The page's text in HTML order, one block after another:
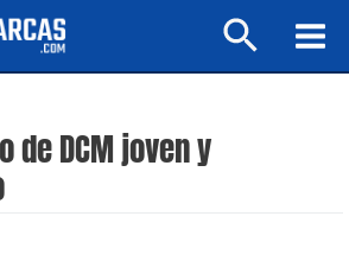
Buscar
de DCM joven y